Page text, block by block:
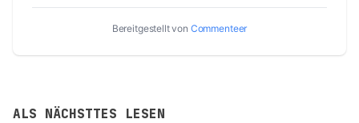
Bereitgestellt von Commenteer
ALS NÄCHSTTES LESEN